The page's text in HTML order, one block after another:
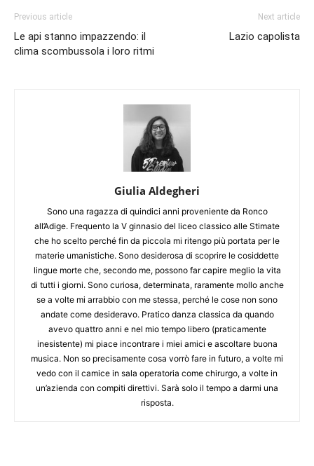
Previous article
Le api stanno impazzendo: il
clima scombussola i loro ritmi
Next article
Lazio capolista
Giulia Aldegheri
Sono una ragazza di quindici anni proveniente da Ronco
all’Adige. Frequento la V ginnasio del liceo classico alle Stimate
che ho scelto perché fin da piccola mi ritengo più portata per le
materie umanistiche. Sono desiderosa di scoprire le cosiddette
lingue morte che, secondo me, possono far capire meglio la vita
di tutti i giorni. Sono curiosa, determinata, raramente mollo anche
se a volte mi arrabbio con me stessa, perché le cose non sono
andate come desideravo. Pratico danza classica da quando
avevo quattro anni e nel mio tempo libero (praticamente
inesistente) mi piace incontrare i miei amici e ascoltare buona
musica. Non so precisamente cosa vorrò fare in futuro, a volte mi
vedo con il camice in sala operatoria come chirurgo, a volte in
un’azienda con compiti direttivi. Sarà solo il tempo a darmi una
risposta.